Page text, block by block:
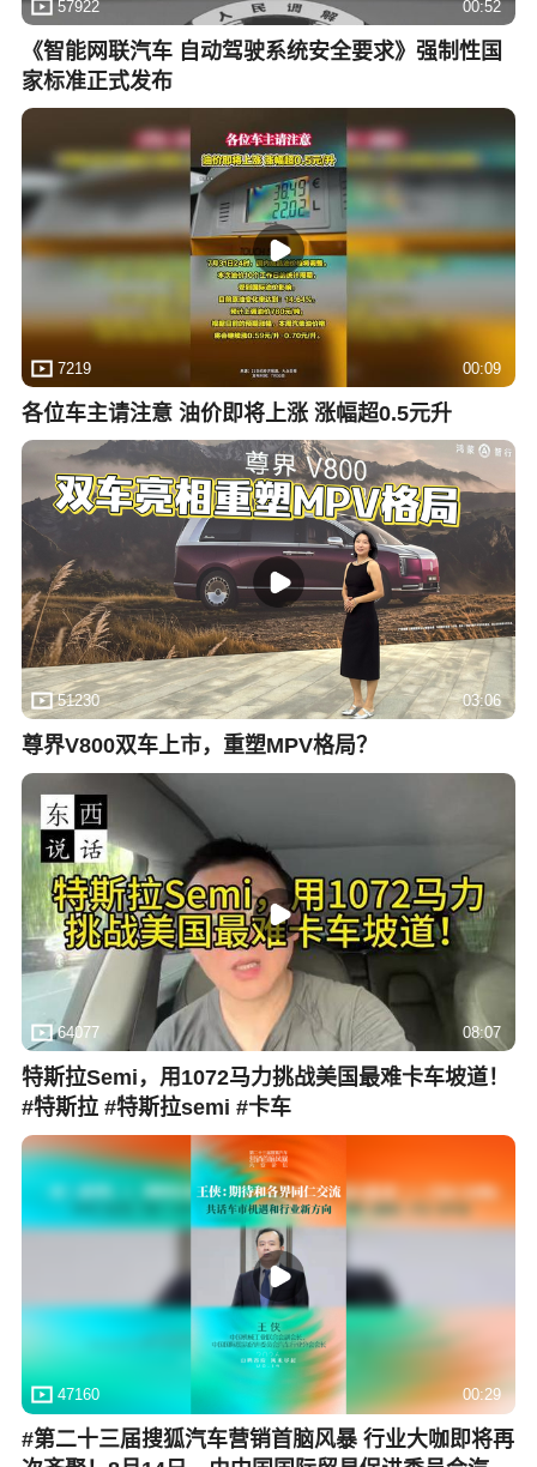
57922 00:52
《智能网联汽车 自动驾驶系统安全要求》强制性国
家标准正式发布
7219 00:09
各位车主请注意 油价即将上涨 涨幅超0.5元升
51230 03:06
尊界V800双车上市，重塑MPV格局？
64077 08:07
特斯拉Semi，用1072马力挑战美国最难卡车坡道！
#特斯拉 #特斯拉semi #卡车
47160 00:29
#第二十三届搜狐汽车营销首脑风暴 行业大咖即将再